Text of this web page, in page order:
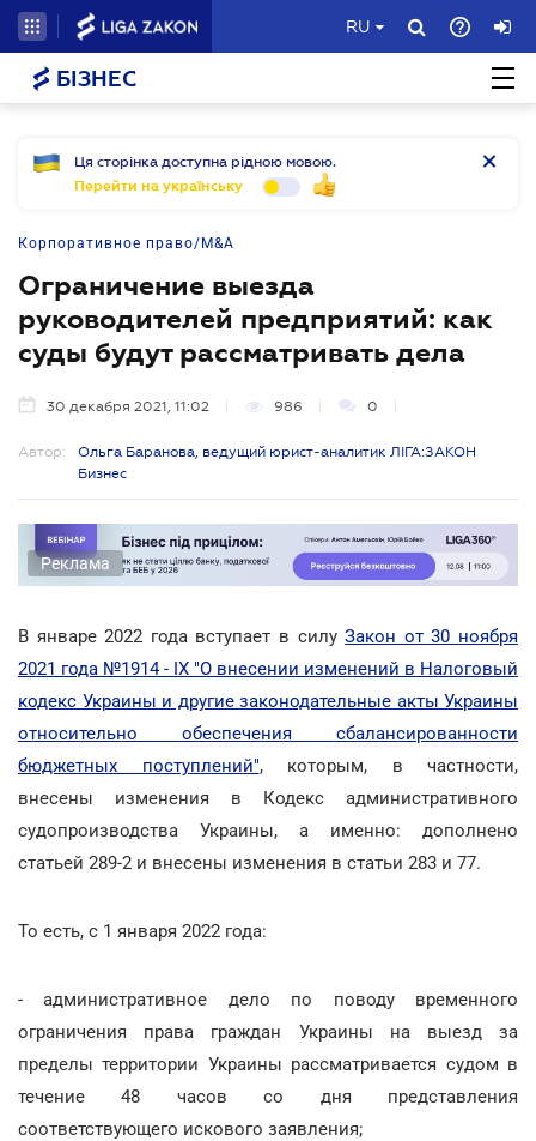
RU
БІЗНЕС
Ця сторінка доступна рідною мовою.
Перейти на українську
Корпоративное право/M&A
Ограничение выезда
руководителей предприятий: как
суды будут рассматривать дела
30 декабря 2021, 11:02 986 0
Автор:
Ольга Баранова, ведущий юрист-аналитик ЛІГА:ЗАКОН
Бизнес
Реклама
В январе 2022 года вступает в силуЗакон от 30 ноября
2021 года №1914 - IX "О внесении изменений в Налоговый
кодекс Украины и другие законодательные акты Украины
относительно обеспечения сбалансированности
бюджетных поступлений", которым, в частности,
внесены изменения в Кодекс административного
судопроизводства Украины, а именно: дополнено
статьей 289-2 и внесены изменения в статьи 283 и 77.
То есть, с 1 января 2022 года:
- административное дело по поводу временного
ограничения права граждан Украины на выезд за
пределы территории Украины рассматривается судом в
течение 48 часов со дня представления
соответствующего искового заявления;